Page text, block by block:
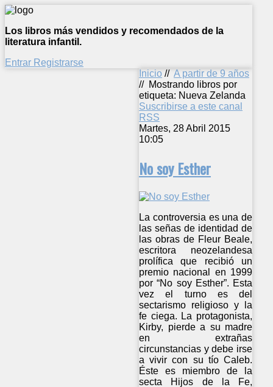
Los libros más vendidos y recomendados de la
literatura infantil.
Entrar Registrarse
Inicio // A partir de 9 años
// Mostrando libros por
etiqueta: Nueva Zelanda
Suscribirse a este canal
RSS
Martes, 28 Abril 2015
10:05
No soy Esther
La controversia es una de
las señas de identidad de
las obras de Fleur Beale,
escritora neozelandesa
prolífica que recibió un
premio nacional en 1999
por “No soy Esther”. Esta
vez el turno es del
sectarismo religioso y la
fe ciega. La protagonista,
Kirby, pierde a su madre
en extrañas
circunstancias y debe irse
a vivir con su tío Caleb.
Éste es miembro de la
secta Hijos de la Fe,